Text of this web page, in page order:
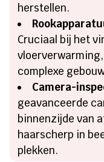
herstellen.
Cruciaal bij het
complexe
Camera-
geavanceerde
binnenzijde van
haarscherp in
plekken.